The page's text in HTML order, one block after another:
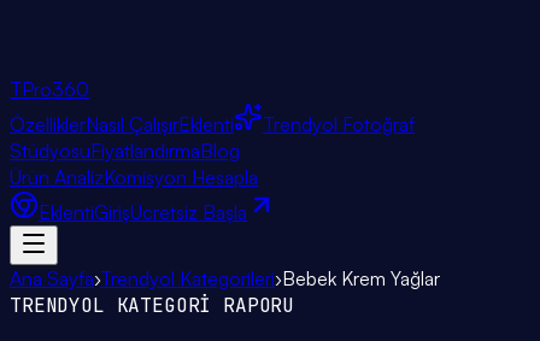
TPro360
ÖzelliklerNasıl ÇalışırEklenti
Trendyol Fotoğraf
StüdyosuFiyatlandırmaBlog
Ürün AnalizKomisyon Hesapla
EklentiGirişÜcretsiz Başla
Ana Sayfa›Trendyol Kategorileri›Bebek Krem Yağlar
TRENDYOL KATEGORİ RAPORU